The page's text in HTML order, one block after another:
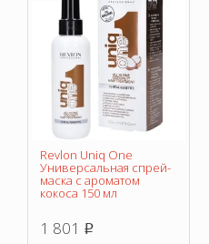
Revlon Uniq One
Универсальная спрей-
маска с ароматом
кокоса 150 мл
1 801 p